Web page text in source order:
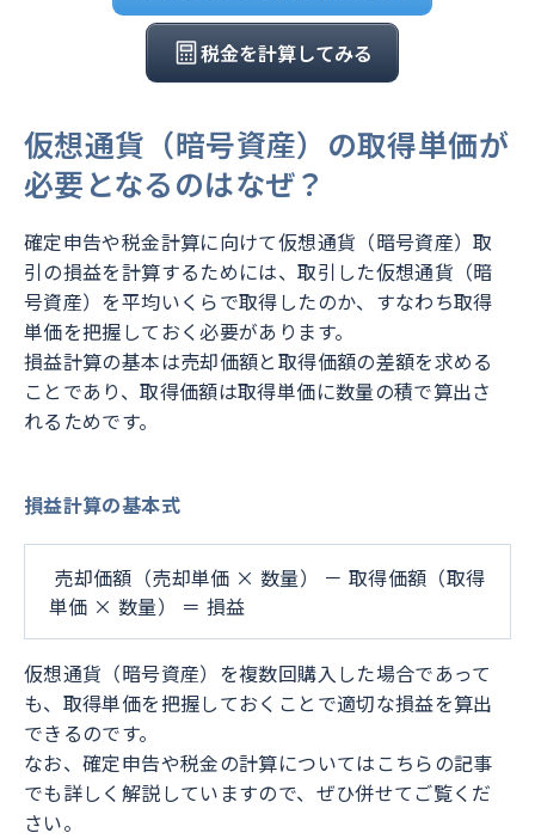
税金を計算してみる
仮想通貨（暗号資産）の取得単価が
必要となるのはなぜ？
確定申告や税金計算に向けて仮想通貨（暗号資産）取
引の損益を計算するためには、取引した仮想通貨（暗
号資産）を平均いくらで取得したのか、すなわち取得
単価を把握しておく必要があります。
損益計算の基本は売却価額と取得価額の差額を求める
ことであり、取得価額は取得単価に数量の積で算出さ
れるためです。
損益計算の基本式
売却価額（売却単価 × 数量） － 取得価額（取得
単価 × 数量） ＝ 損益
仮想通貨（暗号資産）を複数回購入した場合であって
も、取得単価を把握しておくことで適切な損益を算出
できるのです。
なお、確定申告や税金の計算についてはこちらの記事
でも詳しく解説していますので、ぜひ併せてご覧くだ
さい。